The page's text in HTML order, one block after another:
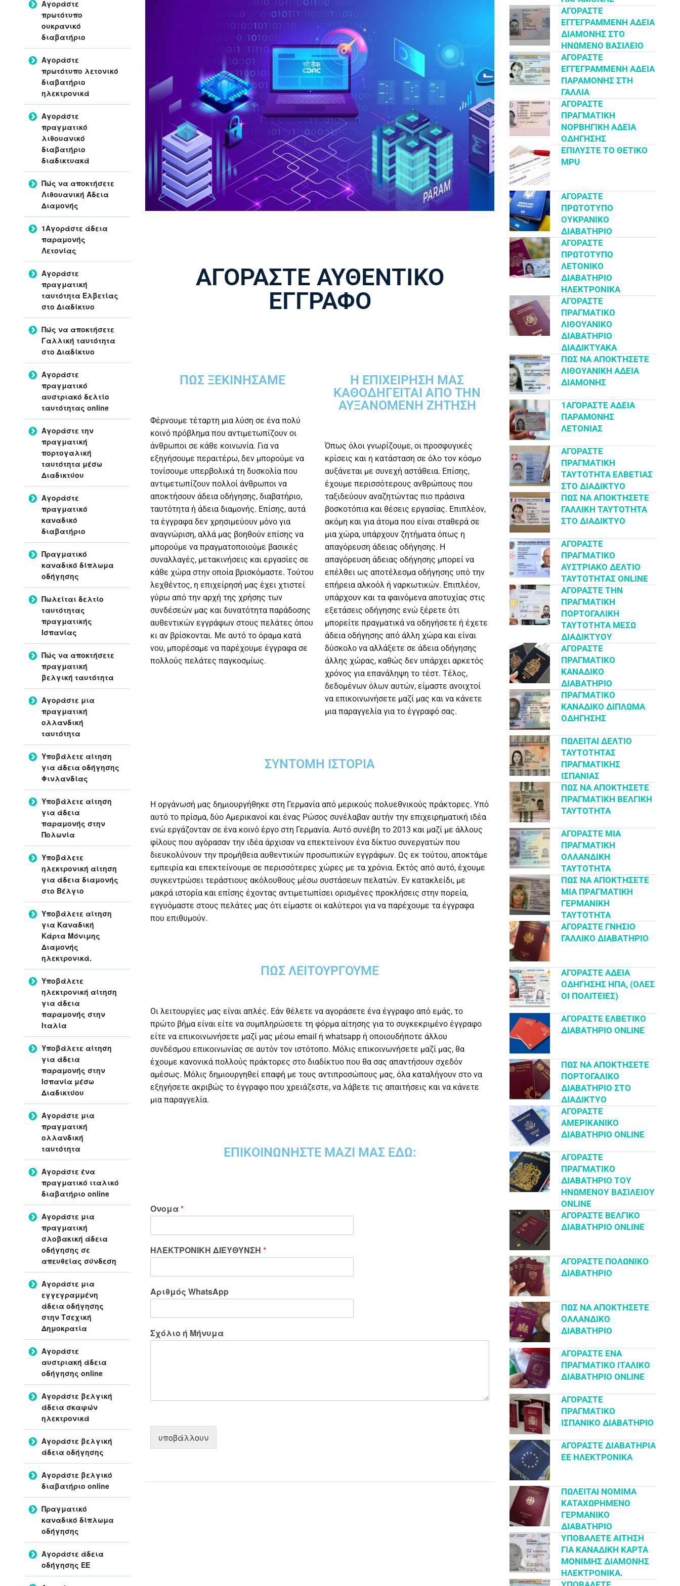
ΑΓΟΡΆΣΤΕ ΑΥΘΕΝΤΙΚΌ
ΈΓΓΡΑΦΟ
ΠΏΣ ΞΕΚΙΝΉΣΑΜΕ
Φέρνουμε τέταρτη μια λύση σε ένα πολύ
κοινό πρόβλημα που αντιμετωπίζουν οι
άνθρωποι σε κάθε κοινωνία. Για να
εξηγήσουμε περαιτέρω, δεν μπορούμε να
τονίσουμε υπερβολικά τη δυσκολία που
αντιμετωπίζουν πολλοί άνθρωποι να
αποκτήσουν άδεια οδήγησης, διαβατήριο,
ταυτότητα ή άδεια διαμονής. Επίσης, αυτά
τα έγγραφα δεν χρησιμεύουν μόνο για
αναγνώριση, αλλά μας βοηθούν επίσης να
μπορούμε να πραγματοποιούμε βασικές
συναλλαγές, μετακινήσεις και εργασίες σε
κάθε χώρα στην οποία βρισκόμαστε. Τούτου
λεχθέντος, η επιχείρησή μας έχει χτιστεί
γύρω από την αρχή της χρήσης των
συνδέσεών μας και δυνατότητα παράδοσης
αυθεντικών εγγράφων στους πελάτες όπου
κι αν βρίσκονται. Με αυτό το όραμα κατά
νου, μπορέσαμε να παρέχουμε έγγραφα σε
πολλούς πελάτες παγκοσμίως.
Η ΕΠΙΧΕΊΡΗΣΉ ΜΑΣ
ΚΑΘΟΔΗΓΕΊΤΑΙ ΑΠΌ ΤΗΝ
ΑΥΞΑΝΌΜΕΝΗ ΖΉΤΗΣΗ
Όπως όλοι γνωρίζουμε, οι προσφυγικές
κρίσεις και η κατάσταση σε όλο τον κόσμο
αυξάνεται με συνεχή αστάθεια. Επίσης,
έχουμε περισσότερους ανθρώπους που
ταξιδεύουν αναζητώντας πιο πράσινα
βοσκοτόπια και θέσεις εργασίας. Επιπλέον,
ακόμη και για άτομα που είναι σταθερά σε
μια χώρα, υπάρχουν ζητήματα όπως η
απαγόρευση άδειας οδήγησης. Η
απαγόρευση άδειας οδήγησης μπορεί να
επέλθει ως αποτέλεσμα οδήγησης υπό την
επήρεια αλκοόλ ή ναρκωτικών. Επιπλέον,
υπάρχουν και τα φαινόμενα αποτυχίας στις
εξετάσεις οδήγησης ενώ ξέρετε ότι
μπορείτε πραγματικά να οδηγήσετε ή έχετε
άδεια οδήγησης από άλλη χώρα και είναι
δύσκολο να αλλάξετε σε άδεια οδήγησης
άλλης χώρας, καθώς δεν υπάρχει αρκετός
χρόνος για επανάληψη το τέστ. Τέλος,
δεδομένων όλων αυτών, είμαστε ανοιχτοί
να επικοινωνήσετε μαζί μας και να κάνετε
μια παραγγελία για το έγγραφό σας.
ΣΎΝΤΟΜΗ ΙΣΤΟΡΊΑ
Η οργάνωσή μας δημιουργήθηκε στη Γερμανία από μερικούς πολυεθνικούς πράκτορες. Υπό
αυτό το πρίσμα, δύο Αμερικανοί και ένας Ρώσος συνέλαβαν αυτήν την επιχειρηματική ιδέα
ενώ εργάζονταν σε ένα κοινό έργο στη Γερμανία. Αυτό συνέβη το 2013 και μαζί με άλλους
φίλους που αγόρασαν την ιδέα άρχισαν να επεκτείνουν ένα δίκτυο συνεργατών που
διευκολύνουν την προμήθεια αυθεντικών προσωπικών εγγράφων. Ως εκ τούτου, αποκτάμε
εμπειρία και επεκτείνουμε σε περισσότερες χώρες με τα χρόνια. Εκτός από αυτό, έχουμε
συγκεντρώσει τεράστιους ακόλουθους μέσω συστάσεων πελατών. Εν κατακλείδι, με
μακρά ιστορία και επίσης έχοντας αντιμετωπίσει ορισμένες προκλήσεις στην πορεία,
εγγυόμαστε στους πελάτες μας ότι είμαστε οι καλύτεροι για να παρέχουμε τα έγγραφα
που επιθυμούν.
ΠΏΣ ΛΕΙΤΟΥΡΓΟΎΜΕ
Οι λειτουργίες μας είναι απλές. Εάν θέλετε να αγοράσετε ένα έγγραφο από εμάς, το
πρώτο βήμα είναι είτε να συμπληρώσετε τη φόρμα αίτησης για το συγκεκριμένο έγγραφο
είτε να επικοινωνήσετε μαζί μας μέσω email ή whatsapp ή οποιουδήποτε άλλου
συνδέσμου επικοινωνίας σε αυτόν τον ιστότοπο. Μόλις επικοινωνήσετε μαζί μας, θα
έχουμε κανονικά πολλούς πράκτορες στο διαδίκτυο που θα σας απαντήσουν σχεδόν
αμέσως. Μόλις δημιουργηθεί επαφή με τους αντιπροσώπους μας, όλα καταλήγουν στο να
εξηγήσετε ακριβώς το έγγραφο που χρειάζεστε, να λάβετε τις απαιτήσεις και να κάνετε
μια παραγγελία.
ΕΠΙΚΟΙΝΩΝΉΣΤΕ ΜΑΖΊ ΜΑΣ ΕΔΏ:
Ονομα*
ΗΛΕΚΤΡΟΝΙΚΗ ΔΙΕΥΘΥΝΣΗ *
Αριθμός WhatsApp
Σχόλιο ή Μήνυμα
υποβάλλουν
Αγοράστε
πρωτότυπο
ουκρανικό
διαβατήριο
Αγοράστε
πρωτότυπο λετονικό
διαβατήριο
ηλεκτρονικά
Αγοράστε
πραγματικό
λιθουανικό
διαβατήριο
διαδικτυακά
Πώς να αποκτήσετε
Λιθουανική Άδεια
Διαμονής
1Αγοράστε άδεια
παραμονής
Λετονίας
Αγοράστε
πραγματική
ταυτότητα Ελβετίας
στο Διαδίκτυο
Πώς να αποκτήσετε
Γαλλική ταυτότητα
στο Διαδίκτυο
Αγοράστε
πραγματικό
αυστριακό δελτίο
ταυτότητας online
Αγοράστε την
πραγματική
πορτογαλική
ταυτότητα μέσω
Διαδικτύου
Αγοράστε
πραγματικό
καναδικό
διαβατήριο
Πραγματικό
καναδικό δίπλωμα
οδήγησης
Πωλείται δελτίο
ταυτότητας
πραγματικής
Ισπανίας
Πώς να αποκτήσετε
πραγματική
βελγική ταυτότητα
Αγοράστε μια
πραγματική
ολλανδική
ταυτότητα
Υποβάλετε αίτηση
για άδεια οδήγησης
Φινλανδίας
Υποβάλετε αίτηση
για άδεια
παραμονής στην
Πολωνία
Υποβάλετε
ηλεκτρονική αίτηση
για άδεια διαμονής
στο Βέλγιο
Υποβάλετε αίτηση
για Καναδική
Κάρτα Μόνιμης
Διαμονής
ηλεκτρονικά.
Υποβάλετε
ηλεκτρονική αίτηση
για άδεια
παραμονής στην
Ιταλία
Υποβάλετε αίτηση
για άδεια
παραμονής στην
Ισπανία μέσω
Διαδικτύου
Αγοράστε μια
πραγματική
ολλανδική
ταυτότητα
Αγοράστε ένα
πραγματικό ιταλικό
διαβατήριο online
Αγοράστε μια
πραγματική
σλοβακική άδεια
οδήγησης σε
απευθείας σύνδεση
Αγοράστε μια
εγγεγραμμένη
άδεια οδήγησης
στην Τσεχική
Δημοκρατία
Αγοράστε
αυστριακή άδεια
οδήγησης online
Αγοράστε βελγική
άδεια σκαφών
ηλεκτρονικά
Αγοράστε βελγική
άδεια οδήγησης
Αγοράστε βελγικό
διαβατήριο online
Πραγματικό
καναδικό δίπλωμα
οδήγησης
Αγοράστε άδεια
οδήγησης ΕΕ
ΑΓΟΡΆΣΤΕ
ΕΓΓΕΓΡΑΜΜΈΝΗ ΆΔΕΙΑ
ΔΙΑΜΟΝΉΣ ΣΤΟ
ΗΝΩΜΈΝΟ ΒΑΣΊΛΕΙΟ
ΑΓΟΡΆΣΤΕ
ΕΓΓΕΓΡΑΜΜΈΝΗ ΆΔΕΙΑ
ΠΑΡΑΜΟΝΉΣ ΣΤΗ
ΓΑΛΛΊΑ
ΑΓΟΡΆΣΤΕ
ΠΡΑΓΜΑΤΙΚΉ
ΝΟΡΒΗΓΙΚΉ ΆΔΕΙΑ
ΟΔΉΓΗΣΗΣ
ΕΠΙΛΎΣΤΕ ΤΟ ΘΕΤΙΚΌ
MPU
ΑΓΟΡΆΣΤΕ
ΠΡΩΤΌΤΥΠΟ
ΟΥΚΡΑΝΙΚΌ
ΔΙΑΒΑΤΉΡΙΟ
ΑΓΟΡΆΣΤΕ
ΠΡΩΤΌΤΥΠΟ
ΛΕΤΟΝΙΚΌ
ΔΙΑΒΑΤΉΡΙΟ
ΗΛΕΚΤΡΟΝΙΚΆ
ΑΓΟΡΆΣΤΕ
ΠΡΑΓΜΑΤΙΚΌ
ΛΙΘΟΥΑΝΙΚΌ
ΔΙΑΒΑΤΉΡΙΟ
ΔΙΑΔΙΚΤΥΑΚΆ
ΠΏΣ ΝΑ ΑΠΟΚΤΉΣΕΤΕ
ΛΙΘΟΥΑΝΙΚΉ ΆΔΕΙΑ
ΔΙΑΜΟΝΉΣ
1ΑΓΟΡΆΣΤΕ ΆΔΕΙΑ
ΠΑΡΑΜΟΝΉΣ
ΛΕΤΟΝΊΑΣ
ΑΓΟΡΆΣΤΕ
ΠΡΑΓΜΑΤΙΚΉ
ΤΑΥΤΌΤΗΤΑ ΕΛΒΕΤΊΑΣ
ΣΤΟ ΔΙΑΔΊΚΤΥΟ
ΠΏΣ ΝΑ ΑΠΟΚΤΉΣΕΤΕ
ΓΑΛΛΙΚΉ ΤΑΥΤΌΤΗΤΑ
ΣΤΟ ΔΙΑΔΊΚΤΥΟ
ΑΓΟΡΆΣΤΕ
ΠΡΑΓΜΑΤΙΚΌ
ΑΥΣΤΡΙΑΚΌ ΔΕΛΤΊΟ
ΤΑΥΤΌΤΗΤΑΣ ONLINE
ΑΓΟΡΆΣΤΕ ΤΗΝ
ΠΡΑΓΜΑΤΙΚΉ
ΠΟΡΤΟΓΑΛΙΚΉ
ΤΑΥΤΌΤΗΤΑ ΜΈΣΩ
ΔΙΑΔΙΚΤΎΟΥ
ΑΓΟΡΆΣΤΕ
ΠΡΑΓΜΑΤΙΚΌ
ΚΑΝΑΔΙΚΌ
ΔΙΑΒΑΤΉΡΙΟ
ΠΡΑΓΜΑΤΙΚΌ
ΚΑΝΑΔΙΚΌ ΔΊΠΛΩΜΑ
ΟΔΉΓΗΣΗΣ
ΠΩΛΕΊΤΑΙ ΔΕΛΤΊΟ
ΤΑΥΤΌΤΗΤΑΣ
ΠΡΑΓΜΑΤΙΚΉΣ
ΙΣΠΑΝΊΑΣ
ΠΏΣ ΝΑ ΑΠΟΚΤΉΣΕΤΕ
ΠΡΑΓΜΑΤΙΚΉ ΒΕΛΓΙΚΉ
ΤΑΥΤΌΤΗΤΑ
ΑΓΟΡΆΣΤΕ ΜΙΑ
ΠΡΑΓΜΑΤΙΚΉ
ΟΛΛΑΝΔΙΚΉ
ΤΑΥΤΌΤΗΤΑ
ΠΏΣ ΝΑ ΑΠΟΚΤΉΣΕΤΕ
ΜΙΑ ΠΡΑΓΜΑΤΙΚΉ
ΓΕΡΜΑΝΙΚΉ
ΤΑΥΤΌΤΗΤΑ
ΑΓΟΡΆΣΤΕ ΓΝΉΣΙΟ
ΓΑΛΛΙΚΌ ΔΙΑΒΑΤΉΡΙΟ
ΑΓΟΡΆΣΤΕ ΆΔΕΙΑ
ΟΔΉΓΗΣΗΣ ΗΠΑ, (ΌΛΕΣ
ΟΙ ΠΟΛΙΤΕΊΕΣ)
ΑΓΟΡΆΣΤΕ ΕΛΒΕΤΙΚΌ
ΔΙΑΒΑΤΉΡΙΟ ONLINE
ΠΏΣ ΝΑ ΑΠΟΚΤΉΣΕΤΕ
ΠΟΡΤΟΓΑΛΙΚΌ
ΔΙΑΒΑΤΉΡΙΟ ΣΤΟ
ΔΙΑΔΊΚΤΥΟ
ΑΓΟΡΆΣΤΕ
ΑΜΕΡΙΚΑΝΙΚΌ
ΔΙΑΒΑΤΉΡΙΟ ONLINE
ΑΓΟΡΆΣΤΕ
ΠΡΑΓΜΑΤΙΚΌ
ΔΙΑΒΑΤΉΡΙΟ ΤΟΥ
ΗΝΩΜΈΝΟΥ ΒΑΣΙΛΕΊΟΥ
ONLINE
ΑΓΟΡΆΣΤΕ ΒΕΛΓΙΚΌ
ΔΙΑΒΑΤΉΡΙΟ ONLINE
ΑΓΟΡΆΣΤΕ ΠΟΛΩΝΙΚΌ
ΔΙΑΒΑΤΉΡΙΟ
ΠΏΣ ΝΑ ΑΠΟΚΤΉΣΕΤΕ
ΟΛΛΑΝΔΙΚΌ
ΔΙΑΒΑΤΉΡΙΟ
ΑΓΟΡΆΣΤΕ ΈΝΑ
ΠΡΑΓΜΑΤΙΚΌ ΙΤΑΛΙΚΌ
ΔΙΑΒΑΤΉΡΙΟ ONLINE
ΑΓΟΡΆΣΤΕ
ΠΡΑΓΜΑΤΙΚΌ
ΙΣΠΑΝΙΚΌ ΔΙΑΒΑΤΉΡΙΟ
ΑΓΟΡΆΣΤΕ ΔΙΑΒΑΤΉΡΙΑ
ΕΕ ΗΛΕΚΤΡΟΝΙΚΆ
ΠΩΛΕΊΤΑΙ ΝΌΜΙΜΑ
ΚΑΤΑΧΩΡΗΜΈΝΟ
ΓΕΡΜΑΝΙΚΌ
ΔΙΑΒΑΤΉΡΙΟ
ΥΠΟΒΆΛΕΤΕ ΑΊΤΗΣΗ
ΓΙΑ ΚΑΝΑΔΙΚΉ ΚΆΡΤΑ
ΜΌΝΙΜΗΣ ΔΙΑΜΟΝΉΣ
ΗΛΕΚΤΡΟΝΙΚΆ.